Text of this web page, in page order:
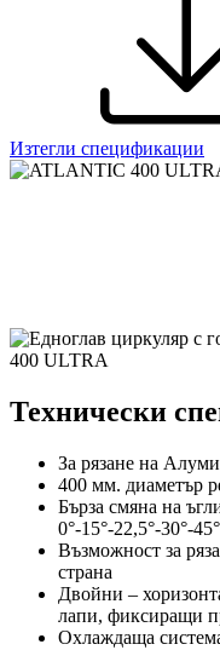
Изтегли спецификации
Технически
За рязане на
400 мм. диаметър
Бърза смяна на
0°-15°-22,5°-30°-45°
Възможност за
страна
Двойни –
лапи, фиксиращи
Охлаждаща